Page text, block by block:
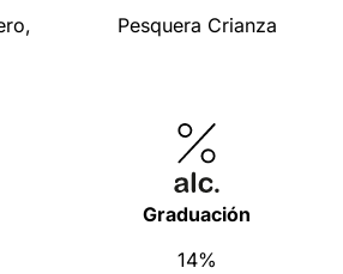
Pesquera Crianza
Graduación
14%